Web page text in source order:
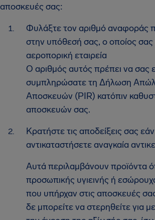
αποσκευές σας:
Φυλάξτε τον αριθμό αναφοράς
στην υπόθεσή σας, ο οποίος
αεροπορική εταιρεία
Ο αριθμός αυτός πρέπει να σας
συμπληρώσατε τη Δήλωση
Αποσκευών (PIR) κατόπιν
αποσκευών σας.
Κρατήστε τις αποδείξεις σας
αντικαταστήσετε αναγκαία
Αυτά περιλαμβάνουν προϊόντα
προσωπικής υγιεινής ή
που υπήρχαν στις αποσκευές
δε μπορείτε να στερηθείτε για